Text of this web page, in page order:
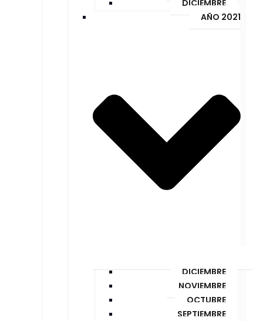
DICIEMBRE
AÑO 2021
DICIEMBRE
NOVIEMBRE
OCTUBRE
SEPTIEMBRE